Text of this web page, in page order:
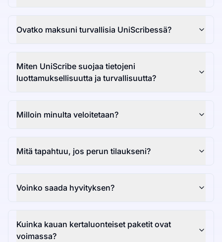
Ovatko maksuni turvallisia UniScribessä?
Miten UniScribe suojaa tietojeni
luottamuksellisuutta ja turvallisuutta?
Milloin minulta veloitetaan?
Mitä tapahtuu, jos perun tilaukseni?
Voinko saada hyvityksen?
Kuinka kauan kertaluonteiset paketit ovat
voimassa?